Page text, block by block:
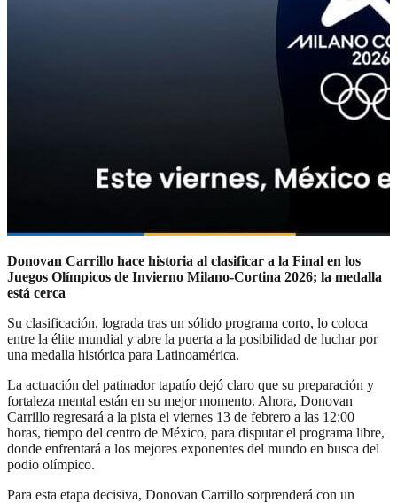
Donovan Carrillo hace historia al clasificar a la Final en los
Juegos Olímpicos de Invierno Milano-Cortina 2026; la medalla
está cerca
Su clasificación, lograda tras un sólido programa corto, lo coloca
entre la élite mundial y abre la puerta a la posibilidad de luchar por
una medalla histórica para Latinoamérica.
La actuación del patinador tapatío dejó claro que su preparación y
fortaleza mental están en su mejor momento. Ahora, Donovan
Carrillo regresará a la pista el viernes 13 de febrero a las 12:00
horas, tiempo del centro de México, para disputar el programa libre,
donde enfrentará a los mejores exponentes del mundo en busca del
podio olímpico.
Para esta etapa decisiva, Donovan Carrillo sorprenderá con un